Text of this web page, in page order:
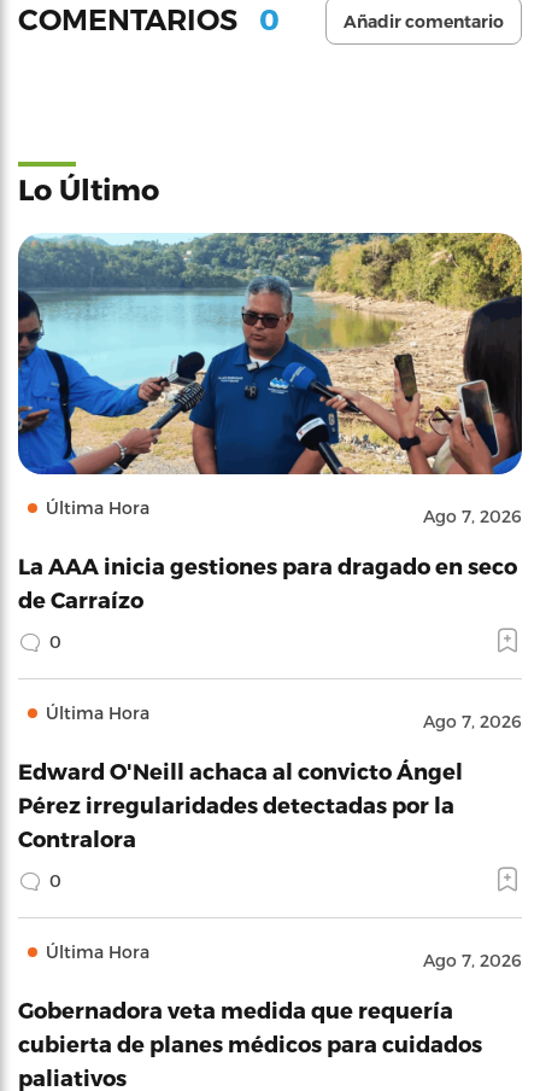
COMENTARIOS 0 Añadir comentario
Lo Último
Última Hora Ago 7, 2026
La AAA inicia gestiones para dragado en seco
de Carraízo
0
Última Hora Ago 7, 2026
Edward O'Neill achaca al convicto Ángel
Pérez irregularidades detectadas por la
Contralora
0
Última Hora Ago 7, 2026
Gobernadora veta medida que requería
cubierta de planes médicos para cuidados
paliativos